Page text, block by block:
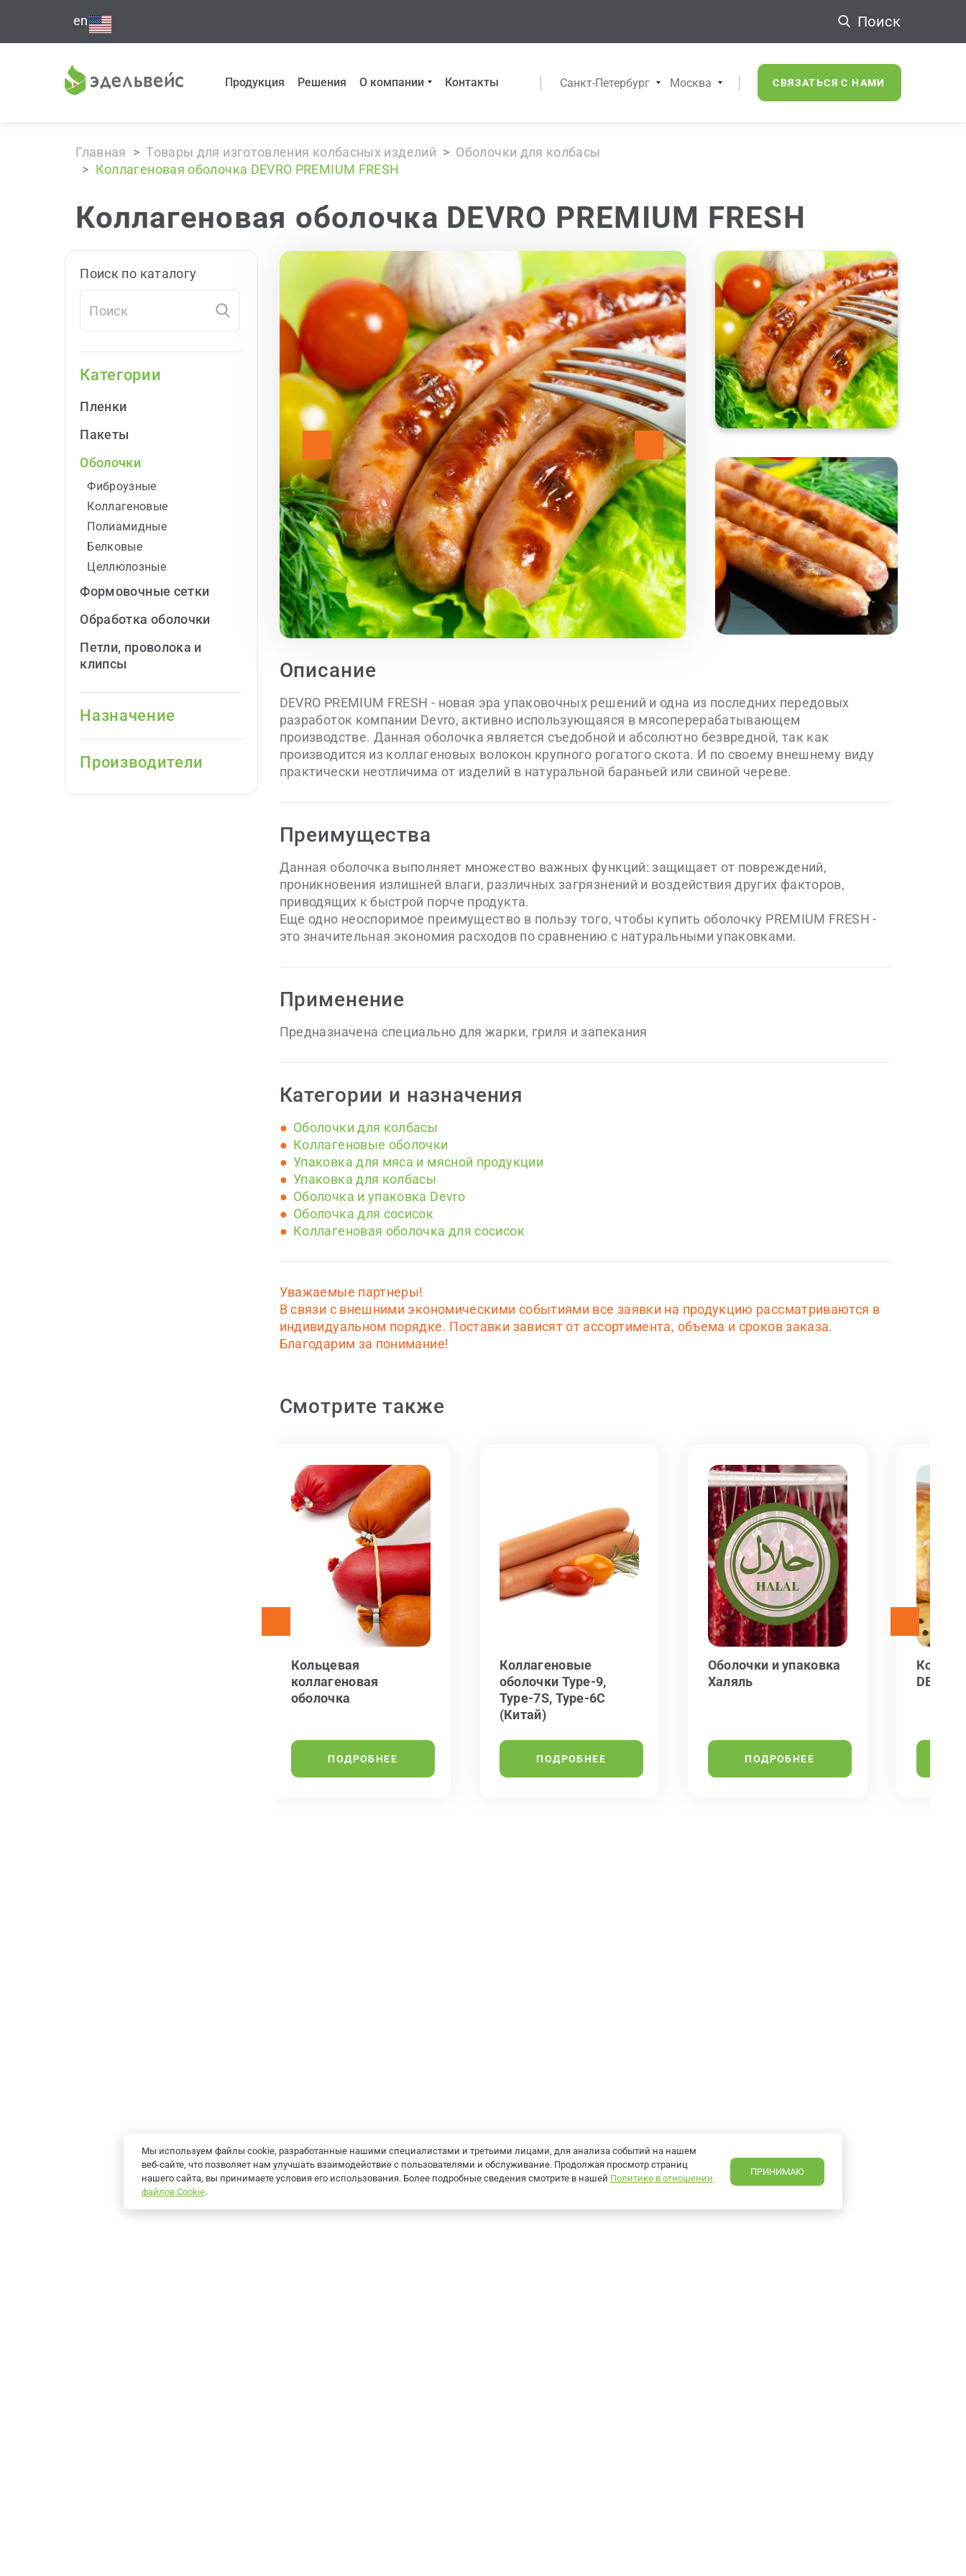
en Поиск
Продукция Решения О компании Контакты Санкт-Петербург Москва СВЯЗАТЬСЯ С НАМИ
Главная > Товары для изготовления колбасных изделий > Оболочки для колбасы
> Коллагеновая оболочка DEVRO PREMIUM FRESH
Коллагеновая оболочка DEVRO PREMIUM FRESH
Поиск по каталогу
Категории
Пленки
Пакеты
Оболочки
Фиброузные
Коллагеновые
Полиамидные
Белковые
Целлюлозные
Формовочные cетки
Обработка оболочки
Петли, проволока и
клипсы
Назначение
Производители
Описание
DEVRO PREMIUM FRESH - новая эра упаковочных решений и одна из последних передовых
разработок компании Devro, активно использующаяся в мясоперерабатывающем
производстве. Данная оболочка является съедобной и абсолютно безвредной, так как
производится из коллагеновых волокон крупного рогатого скота. И по своему внешнему виду
практически неотличима от изделий в натуральной бараньей или свиной череве.
Преимущества
Данная оболочка выполняет множество важных функций: защищает от повреждений,
проникновения излишней влаги, различных загрязнений и воздействия других факторов,
приводящих к быстрой порче продукта.
Еще одно неоспоримое преимущество в пользу того, чтобы купить оболочку PREMIUM FRESH -
это значительная экономия расходов по сравнению с натуральными упаковками.
Применение
Предназначена специально для жарки, гриля и запекания
Категории и назначения
Оболочки для колбасы
Коллагеновые оболочки
Упаковка для мяса и мясной продукции
Упаковка для колбасы
Оболочка и упаковка Devro
Оболочка для сосисок
Коллагеновая оболочка для сосисок
Уважаемые партнеры!
В связи с внешними экономическими событиями все заявки на продукцию рассматриваются в
индивидуальном порядке. Поставки зависят от ассортимента, объема и сроков заказа.
Благодарим за понимание!
Смотрите также
Кольцевая
коллагеновая
оболочка
ПОДРОБНЕЕ
Коллагеновые
оболочки Type-9,
Type-7S, Type-6C
(Китай)
ПОДРОБНЕЕ
Оболочки и упаковка
Халяль
ПОДРОБНЕЕ
DEVRO
Мы используем файлы cookie, разработанные нашими специалистами и третьими лицами, для анализа событий на нашем
веб-сайте, что позволяет нам улучшать взаимодействие с пользователями и обслуживание. Продолжая просмотр страниц
нашего сайта, вы принимаете условия его использования. Более подробные сведения смотрите в нашей Политике в отношении
файлов Cookie.
ПРИНИМАЮ